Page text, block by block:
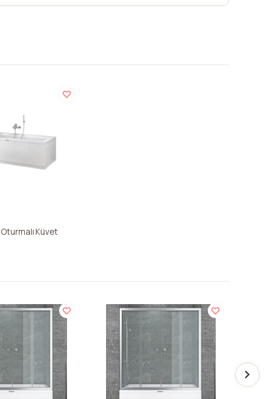
Küvet